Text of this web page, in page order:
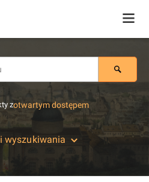
zotwartym dostępem
wyszukiwania